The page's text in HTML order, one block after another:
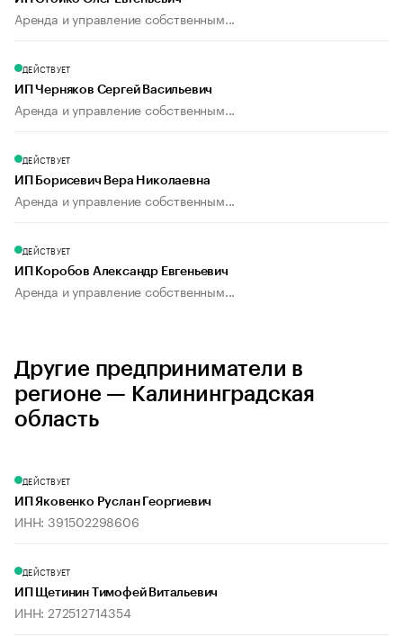
Аренда и управление собственным...
ДЕЙСТВУЕТ
ИП Черняков Сергей Васильевич
Аренда и управление собственным...
ДЕЙСТВУЕТ
ИП Борисевич Вера Николаевна
Аренда и управление собственным...
ДЕЙСТВУЕТ
ИП Коробов Александр Евгеньевич
Аренда и управление собственным...
Другие предприниматели в
регионе — Калининградская
область
ДЕЙСТВУЕТ
ИП Яковенко Руслан Георгиевич
ИНН: 391502298606
ДЕЙСТВУЕТ
ИП Щетинин Тимофей Витальевич
ИНН: 272512714354